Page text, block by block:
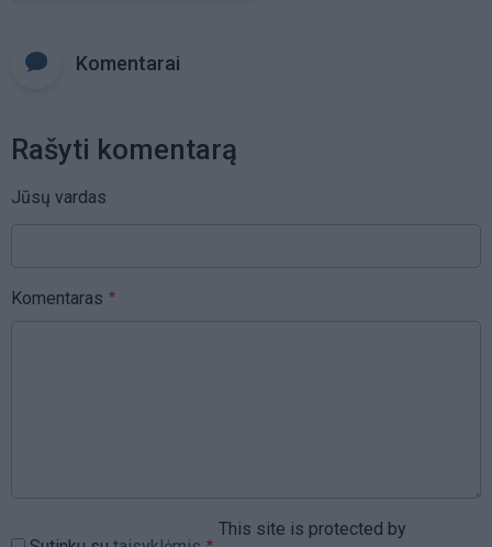
Komentarai
Rašyti komentarą
Jūsų vardas
Komentaras
This site is protected by